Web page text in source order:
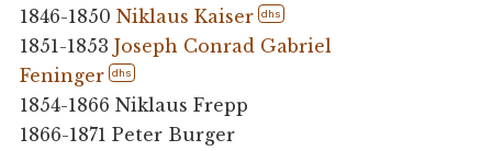
1846-1850 Niklaus Kaiser dhs
1851-1853 Joseph Conrad Gabriel
Feninger
dhs
1854-1866 Niklaus Frepp
1866-1871 Peter Burger